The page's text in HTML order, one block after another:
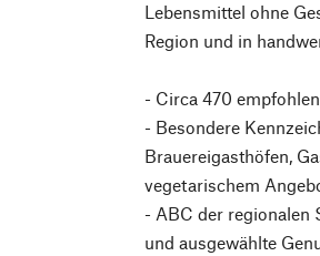
Lebensmittel ohne
Region und in
- Circa 470
- Besondere
Brauereigasthöfen,
vegetarischem
- ABC der regionalen
und ausgewählte